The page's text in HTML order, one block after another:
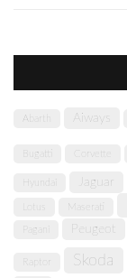
Abarth Aiways
Bugatti Corvette
Jaguar
Pagani Peugeot
Skoda